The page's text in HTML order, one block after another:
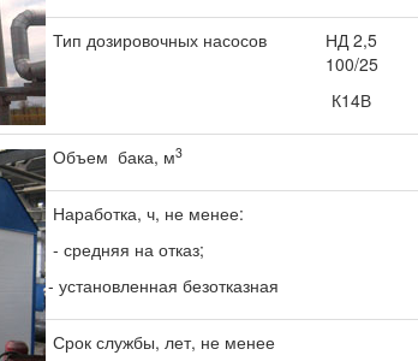
5 Тип дозировочных насосов
НД 2,5
100/25
К14В
6 Объем бака, м3
Наработка, ч, не менее:
- средняя на отказ;
- установленная безотказная
8 Срок службы, лет, не менее